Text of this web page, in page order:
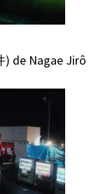
) de Nagae Jirô